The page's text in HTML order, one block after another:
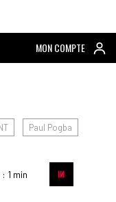
MON COMPTE
Paul Pogba
1 min